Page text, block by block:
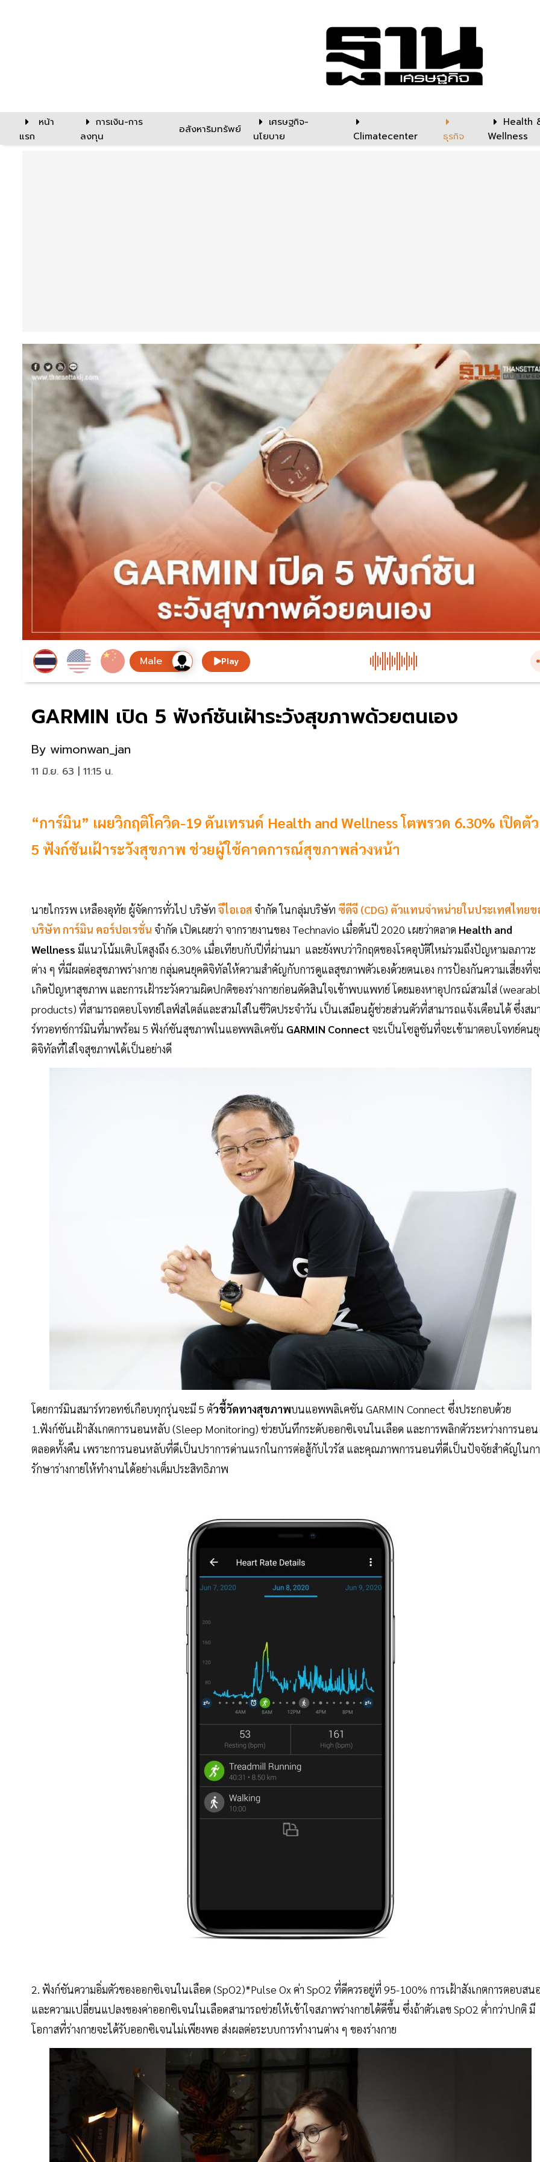
หน้า
แรก
การเงิน-การ
ลงทุน
อสังหาริมทรัพย์
เศรษฐกิจ-
นโยบาย
Climatecenter ธุรกิจ
Health
Wellness
Play
GARMIN เปิด 5 ฟังก์ชันเฝ้าระวังสุขภาพด้วยตนเอง
By wimonwan_jan
11 มิ.ย. 63 | 11:15 น.
“การ์มิน” เผยวิกฤติโควิด-19 ดันเทรนด์ Health and Wellness โตพรวด 6.30% เปิดตัว
5 ฟังก์ชันเฝ้าระวังสุขภาพ ช่วยผู้ใช้คาดการณ์สุขภาพล่วงหน้า
นายไกรรพ เหลืองอุทัย ผู้จัดการทั่วไป บริษัท จีไอเอส จำกัด ในกลุ่มบริษัท ซีดีจี (CDG) ตัวแทนจำหน่ายในประเทศไทยข
บริษัท การ์มิน คอร์ปอเรชั่น จำกัด เปิดเผยว่า จากรายงานของ Technavio เมื่อต้นปี 2020 เผยว่าตลาด Health and
Wellness มีแนวโน้มเติบโตสูงถึง 6.30% เมื่อเทียบกับปีที่ผ่านมา และยังพบว่าวิกฤตของโรคอุบัติใหม่รวมถึงปัญหามลภาวะ
ต่าง ๆ ที่มีผลต่อสุขภาพร่างกาย กลุ่มคนยุคดิจิทัลให้ความสำคัญกับการดูแลสุขภาพตัวเองด้วยตนเอง การป้องกันความเสี่ยงที่
เกิดปัญหาสุขภาพ และการเฝ้าระวังความผิดปกติของร่างกายก่อนตัดสินใจเข้าพบแพทย์ โดยมองหาอุปกรณ์สวมใส่
products) ที่สามารถตอบโจทย์ไลฟ์สไตล์และสวมใส่ในชีวิตประจำวัน เป็นเสมือนผู้ช่วยส่วนตัวที่สามารถแจ้งเตือนได้ ซึ่งสม
ร์ทวอทช์การ์มินที่มาพร้อม 5 ฟังก์ชันสุขภาพในแอพพลิเคชัน GARMIN Connect จะเป็นโซลูชันที่จะเข้ามาตอบโจทย์คน
ดิจิทัลที่ใส่ใจสุขภาพได้เป็นอย่างดี
โดยการ์มินสมาร์ทวอทช์เกือบทุกรุ่นจะมี 5 ตัวชี้วัดทางสุขภาพบนแอพพลิเคชัน GARMIN Connect ซึ่งประกอบด้วย
1.ฟังก์ชันเฝ้าสังเกตการนอนหลับ (Sleep Monitoring) ช่วยบันทึกระดับออกซิเจนในเลือด และการพลิกตัวระหว่างการนอน
ตลอดทั้งคืน เพราะการนอนหลับที่ดีเป็นปราการด่านแรกในการต่อสู้กับไวรัส และคุณภาพการนอนที่ดีเป็นปัจจัยสำคัญในก
รักษาร่างกายให้ทำงานได้อย่างเต็มประสิทธิภาพ
2. ฟังก์ชันความอิ่มตัวของออกซิเจนในเลือด (SpO2)*Pulse Ox ค่า SpO2 ที่ดีควรอยู่ที่ 95-100% การเฝ้าสังเกตการตอบสน
และความเปลี่ยนแปลงของค่าออกซิเจนในเลือดสามารถช่วยให้เข้าใจสภาพร่างกายได้ดีขึ้น ซึ่งถ้าตัวเลข SpO2 ต่ำกว่าปกติ มี
โอกาสที่ร่างกายจะได้รับออกซิเจนไม่เพียงพอ ส่งผลต่อระบบการทำงานต่าง ๆ ของร่างกาย